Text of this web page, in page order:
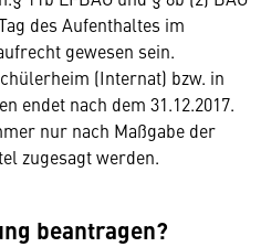
des Aufenthaltes im
gewesen sein.
(Internat) bzw. in
endet nach dem 31.12.2017.
nur nach Maßgabe der
zugesagt werden.
beantragen?